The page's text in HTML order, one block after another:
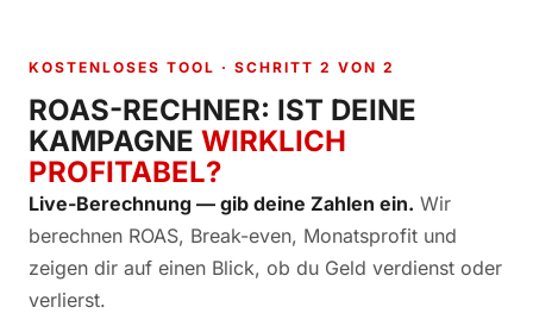
KOSTENLOSES TOOL · SCHRITT 2 VON 2
ROAS-RECHNER: IST DEINE
KAMPAGNE WIRKLICH
PROFITABEL?
Live-Berechnung — gib deine Zahlen ein. Wir
berechnen ROAS, Break-even, Monatsprofit und
zeigen dir auf einen Blick, ob du Geld verdienst oder
verlierst.